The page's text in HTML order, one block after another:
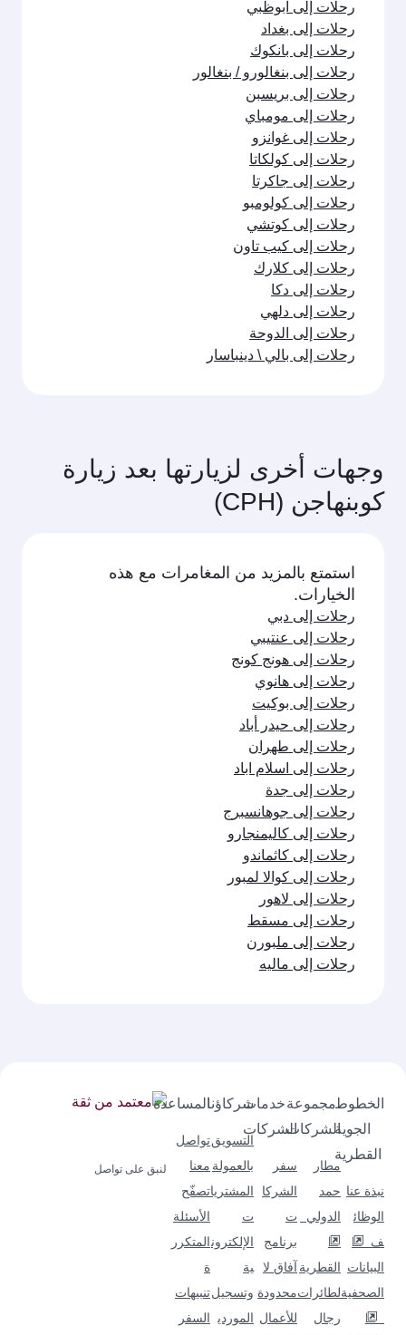
رحلات إلى ابوظبي
رحلات إلى بغداد
رحلات إلى بانكوك
رحلات إلى بنغالورو / بنغالور
رحلات إلى بريسبن
رحلات إلى مومباي
رحلات إلى غوانزو
رحلات إلى كولكاتا
رحلات إلى جاكرتا
رحلات إلى كولومبو
رحلات إلى كوتشي
رحلات إلى كيب تاون
رحلات إلى كلارك
رحلات إلى دكا
رحلات إلى دلهي
رحلات إلى الدوحة
رحلات إلى بالي \ دينباسار
وجهات أخرى لزيارتها بعد زيارة
كوبنهاجن (CPH)
استمتع بالمزيد من المغامرات مع هذه
الخيارات.
رحلات إلى دبي
رحلات إلى عنتيبي
رحلات إلى هونج كونج
رحلات إلى هانوي
رحلات إلى بوكيت
رحلات إلى حيدر أباد
رحلات إلى طهران
رحلات إلى اسلام اباد
رحلات إلى جدة
رحلات إلى جوهانسبرج
رحلات إلى كاليمنجارو
رحلات إلى كاثماندو
رحلات إلى كوالا لمبور
رحلات إلى لاهور
رحلات إلى مسقط
رحلات إلى ملبورن
رحلات إلى ماليه
الخطوط
الجوية
القطرية
نبذة عنا
الوظائ
ف
البيانات
الصحفية
مجموعة
الشركات
مطار
حمد
الدولي
القطرية
لطائرات
رجال
خدمات
الشركات
سفر
الشركا
ت
برنامج
آفاق لا
محدودة
للأعمال
شركاؤنا
التسويق
بالعمولة
المشتريا
الإلكترون
ية
وتسجيل
الموردي
المساعدة
تواصل
معنا
تصفّح
الأسئلة
المتكرر
تنبيهات
السفر
لنبق على تواصل